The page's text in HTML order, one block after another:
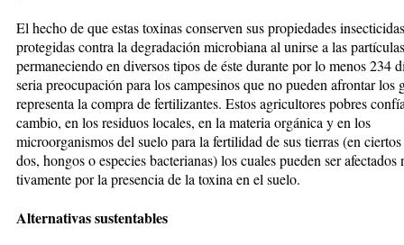
El hecho de que estas toxinas con­serven sus pro­piedades
pro­tegidas contra la degradación mi­cro­biana al unirse a las
permaneciendo en diver­sos tipos de éste durante por lo me­nos 234
seria preocupación pa­ra los campesinos que no pueden afrontar los
representa la compra de fertilizan­tes. Estos agricul­tores pobres
cambio, en los re­si­duos locales, en la materia orgánica y en los
microorganismos del suelo para la fertilidad de sus tierras (en
dos, hongos o especies bac­terianas) los cuales pueden ser
tivamente por la presencia de la toxina en el suelo.
Alternativas sustentables